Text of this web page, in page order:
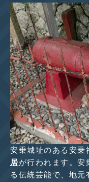
安乗城址のある安乗
居が行われます。安
る伝統芸能で、地元